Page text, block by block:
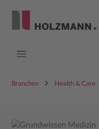
Branchen Health & Care
Bildergalerie überspringen